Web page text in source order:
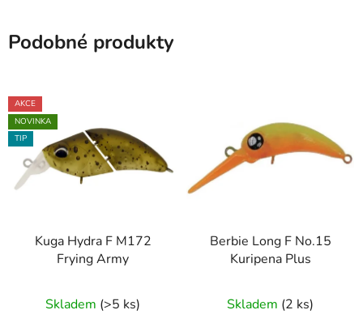
Podobné produkty
AKCE
NOVINKA
TIP
Kuga Hydra F M172
Frying Army
Skladem (>5 ks)
Berbie Long F No.15
Kuripena Plus
Skladem (2 ks)